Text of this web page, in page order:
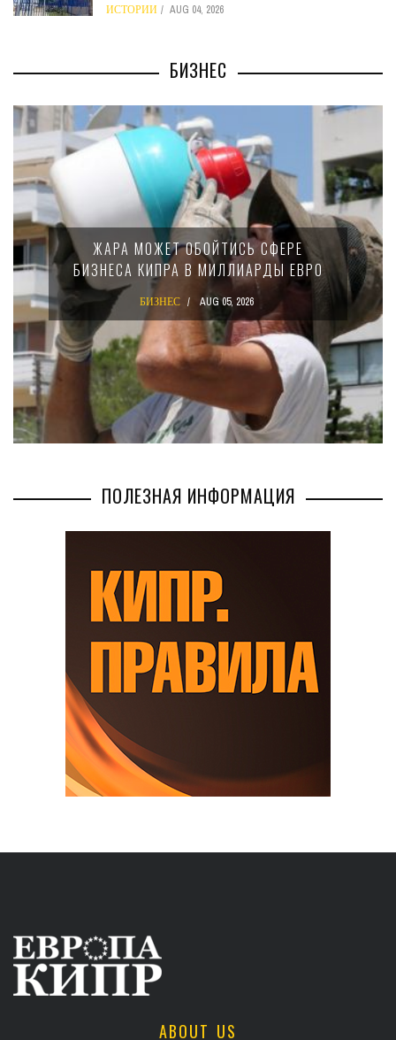
ИСТОРИИ AUG 04, 2026
БИЗНЕС
ЖАРА МОЖЕТ ОБОЙТИСЬ СФЕРЕ
БИЗНЕСА КИПРА В МИЛЛИАРДЫ ЕВРО
БИЗНЕС AUG 05, 2026
ПОЛЕЗНАЯ ИНФОРМАЦИЯ
ABOUT US